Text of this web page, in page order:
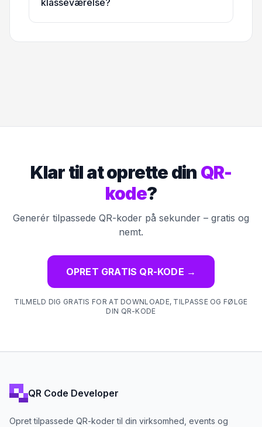
Klar til at oprette din QR-
kode?
Generér tilpassede QR-koder på sekunder – gratis og
nemt.
OPRET GRATIS QR-KODE →
TILMELD DIG GRATIS FOR AT DOWNLOADE, TILPASSE OG FØLGE
DIN QR-KODE
QR Code Developer
Opret tilpassede QR-koder til din virksomhed, events og